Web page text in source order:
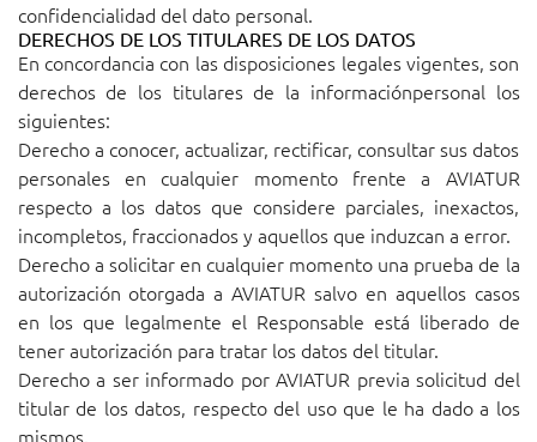
confidencialidad del dato personal.
DERECHOS DE LOS TITULARES DE LOS DATOS
En concordancia con las disposiciones legales vigentes, son
derechos de los titulares de la informaciónpersonal los
siguientes:
Derecho a conocer, actualizar, rectificar, consultar sus datos
personales en cualquier momento frente a AVIATUR
respecto a los datos que considere parciales, inexactos,
incompletos, fraccionados y aquellos que induzcan a error.
Derecho a solicitar en cualquier momento una prueba de la
autorización otorgada a AVIATUR salvo en aquellos casos
en los que legalmente el Responsable está liberado de
tener autorización para tratar los datos del titular.
Derecho a ser informado por AVIATUR previa solicitud del
titular de los datos, respecto del uso que le ha dado a los
mismos.